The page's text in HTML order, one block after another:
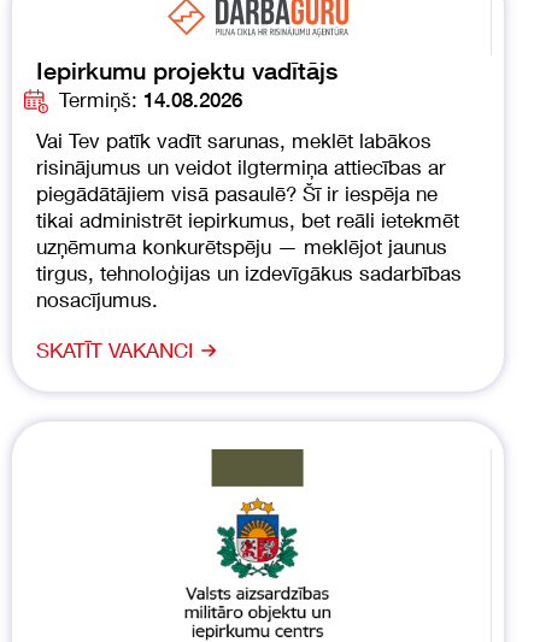
Iepirkumu projektu vadītājs
Termiņš: 14.08.2026
Vai Tev patīk vadīt sarunas, meklēt labākos
risinājumus un veidot ilgtermiņa attiecības ar
piegādātājiem visā pasaulē? Šī ir iespēja ne
tikai administrēt iepirkumus, bet reāli ietekmēt
uzņēmuma konkurētspēju — meklējot jaunus
tirgus, tehnoloģijas un izdevīgākus sadarbības
nosacījumus.
SKATĪT VAKANCI